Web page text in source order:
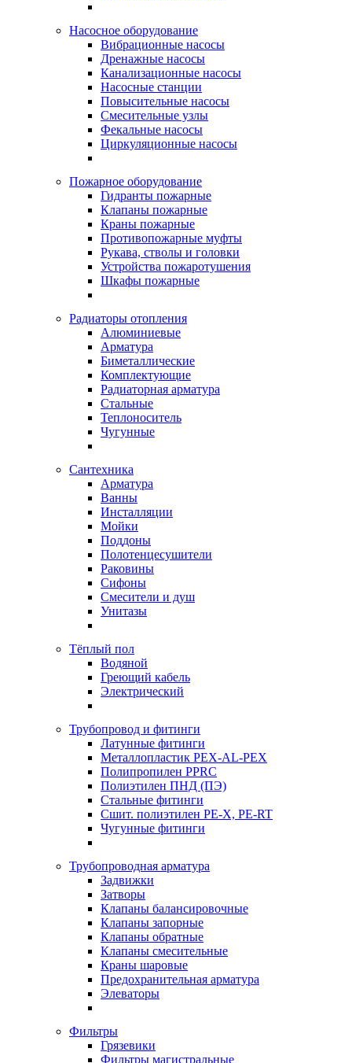
Насосное оборудование
Вибрационные насосы
Дренажные насосы
Канализационные насосы
Насосные станции
Повысительные насосы
Смесительные узлы
Фекальные насосы
Циркуляционные насосы
Пожарное оборудование
Гидранты пожарные
Клапаны пожарные
Краны пожарные
Противопожарные муфты
Рукава, стволы и головки
Устройства пожаротушения
Шкафы пожарные
Радиаторы отопления
Алюминиевые
Арматура
Биметаллические
Комплектующие
Радиаторная арматура
Стальные
Теплоноситель
Чугунные
Сантехника
Арматура
Ванны
Инсталляции
Мойки
Поддоны
Полотенцесушители
Раковины
Сифоны
Смесители и душ
Унитазы
Тёплый пол
Водяной
Греющий кабель
Электрический
Трубопровод и фитинги
Латунные фитинги
Металлопластик PEX-AL-PEX
Полипропилен PPRC
Полиэтилен ПНД (ПЭ)
Стальные фитинги
Сшит. полиэтилен PE-X, PE-RT
Чугунные фитинги
Трубопроводная арматура
Задвижки
Затворы
Клапаны балансировочные
Клапаны запорные
Клапаны обратные
Клапаны смесительные
Краны шаровые
Предохранительная арматура
Элеваторы
Фильтры
Грязевики
Фильтры магистральные